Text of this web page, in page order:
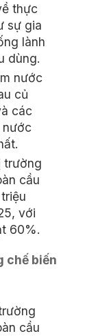
thực
sự gia
lành
dùng.
nước
củ
các
nước
trường
cầu
với
60%.
chế biến
cầu